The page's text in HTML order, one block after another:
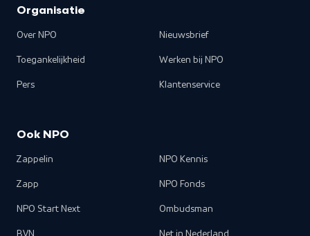
Organisatie
Over NPO
Toegankelijkheid
Pers
Nieuwsbrief
Werken bij NPO
Klantenservice
Ook NPO
Zappelin
Zapp
NPO Start Next
BVN
NPO Kennis
NPO Fonds
Ombudsman
Net in Nederland